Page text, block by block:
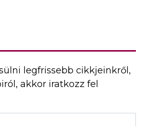
legfrissebb cikkjeinkről,
akkor iratkozz fel